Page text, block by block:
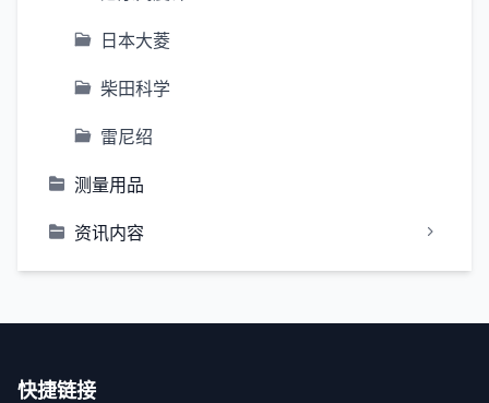
日本大菱
柴田科学
雷尼绍
测量用品
资讯内容
快捷链接